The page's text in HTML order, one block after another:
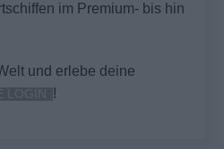
im Premium- bis hin
und erlebe deine
!